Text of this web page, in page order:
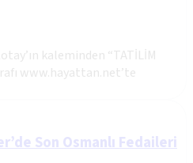
kaleminden “TATİLİM
www.hayattan.net’te
Son Osmanlı Fedaileri